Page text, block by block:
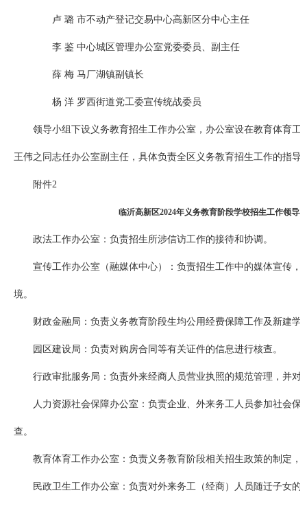
卢 璐 市不动产登记交易中心高新区分中心主任
李 鉴 中心城区管理办公室党委委员、副主任
薛 梅 马厂湖镇副镇长
杨 洋 罗西街道党工委宣传统战委员
领导小组下设义务教育招生工作办公室，办公室设在教育体育工
王伟之同志任办公室副主任，具体负责全区义务教育招生工作的指导
附件2
临沂高新区2024年义务教育阶段学校招生工作领导
政法工作办公室：负责招生所涉信访工作的接待和协调。
宣传工作办公室（融媒体中心）：负责招生工作中的媒体宣传，
境。
财政金融局：负责义务教育阶段生均公用经费保障工作及新建
园区建设局：负责对购房合同等有关证件的信息进行核查。
行政审批服务局：负责外来经商人员营业执照的规范管理，并对
人力资源社会保障办公室：负责企业、外来务工人员参加社会
查。
教育体育工作办公室：负责义务教育阶段相关招生政策的制定，
民政卫生工作办公室：负责对外来务工（经商）人员随迁子女的